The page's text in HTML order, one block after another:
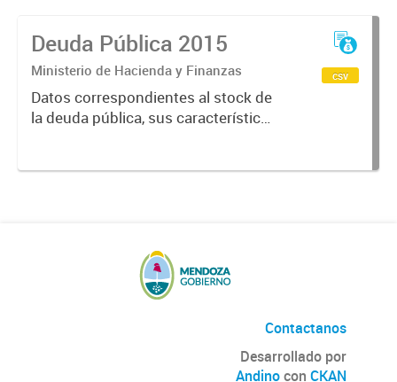
Deuda Pública 2015
Ministerio de Hacienda y Finanzas
Datos correspondientes al stock de
la deuda pública, sus características
vigentes, calificaciones al emisor.
csv
Contactanos
Desarrollado por
Andinocon CKAN